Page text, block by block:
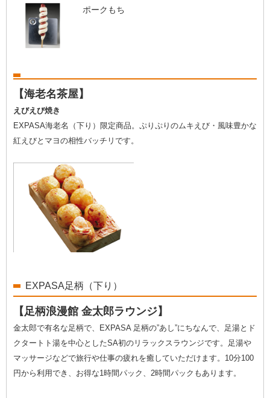
ポークもち
【海老名茶屋】
えびえび焼き
EXPASA海老名（下り）限定商品。ぷりぷりのムキえび・風味豊かな
紅えびとマヨの相性バッチリです。
EXPASA足柄（下り）
【足柄浪漫館 金太郎ラウンジ】
金太郎で有名な足柄で、EXPASA 足柄の”あし”にちなんで、足湯とド
クタートト湯を中心としたSA初のリラックスラウンジです。足湯や
マッサージなどで旅行や仕事の疲れを癒していただけます。10分100
円から利用でき、お得な1時間パック、2時間パックもあります。